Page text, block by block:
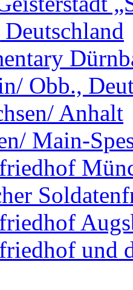
Obb.,
Anhalt
Main-
und